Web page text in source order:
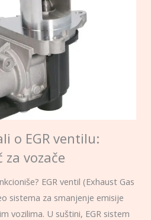
o EGR ventilu:
vozače
EGR ventil (Exhaust Gas
sistema za smanjenje emisije
vozilima. U suštini, EGR sistem